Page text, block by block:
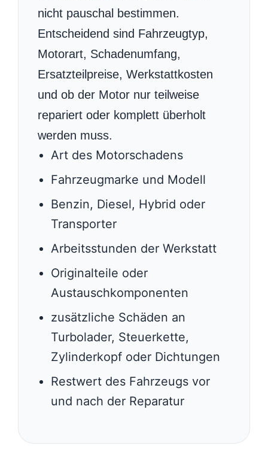
nicht pauschal bestimmen.
Entscheidend sind Fahrzeugtyp,
Motorart, Schadenumfang,
Ersatzteilpreise, Werkstattkosten
und ob der Motor nur teilweise
repariert oder komplett überholt
werden muss.
Art des Motorschadens
Fahrzeugmarke und Modell
Benzin, Diesel, Hybrid oder
Transporter
Arbeitsstunden der Werkstatt
Originalteile oder
Austauschkomponenten
zusätzliche Schäden an
Turbolader, Steuerkette,
Zylinderkopf oder Dichtungen
Restwert des Fahrzeugs vor
und nach der Reparatur